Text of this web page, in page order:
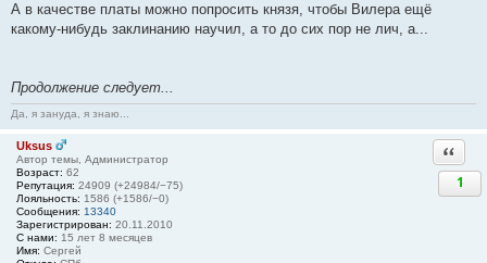
А в качестве платы можно попросить князя, чтобы Вилера ещё
какому-нибудь заклинанию научил, а то до сих пор не лич, а...
Продолжение следует...
Да, я зануда, я знаю...
Uksus
Автор темы, Администратор
Возраст: 62
Репутация: 24909 (+24984/−75)
Лояльность: 1586 (+1586/−0)
Сообщения: 13340
Зарегистрирован: 20.11.2010
С нами: 15 лет 8 месяцев
Имя: Сергей
1